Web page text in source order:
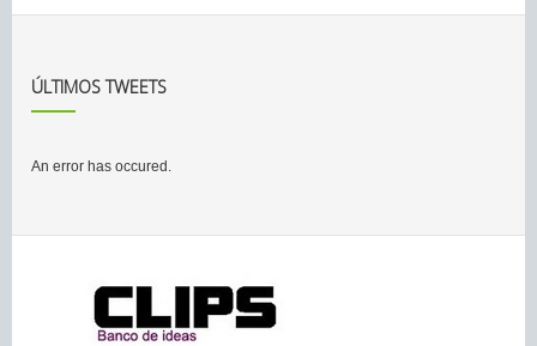
ÚLTIMOS TWEETS
An error has occured.